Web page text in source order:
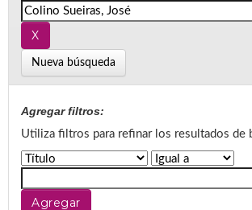
Nueva búsqueda
Agregar filtros:
Utiliza filtros para refinar los resultados de